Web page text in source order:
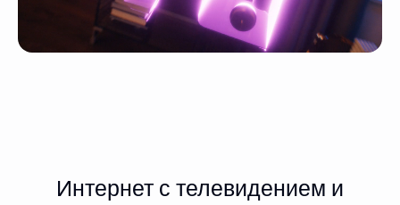
Интернет с телевидением и